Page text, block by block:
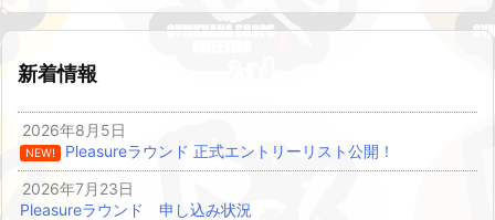
新着情報
2026年8月5日
NEW!
Pleasureラウンド 正式エントリーリスト公開！
2026年7月23日
Pleasureラウンド 申し込み状況